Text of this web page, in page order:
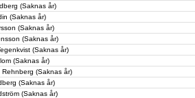
(Saknas år)
(Saknas år)
(Saknas år)
(Saknas år)
(Saknas år)
(Saknas år)
Rehnberg (Saknas år)
(Saknas år)
(Saknas år)